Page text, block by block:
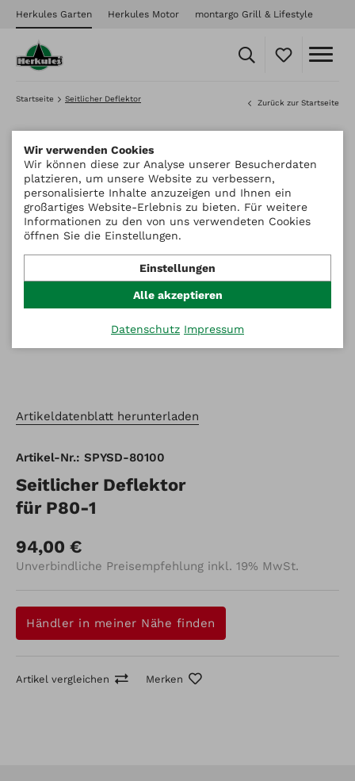
Herkules Garten Herkules Motor montargo Grill & Lifestyle
Startseite Seitlicher Deflektor Zurück zur Startseite
Artikeldatenblatt herunterladen
Artikel-Nr.: SPYSD-80100
Seitlicher Deflektor
für P80-1
94,00 €
Unverbindliche Preisempfehlung inkl. 19% MwSt.
Händler in meiner Nähe finden
Artikel vergleichen Merken
Wir verwenden Cookies
Wir können diese zur Analyse unserer Besucherdaten
platzieren, um unsere Website zu verbessern,
personalisierte Inhalte anzuzeigen und Ihnen ein
großartiges Website-Erlebnis zu bieten. Für weitere
Informationen zu den von uns verwendeten Cookies
öffnen Sie die Einstellungen.
Einstellungen
Alle akzeptieren
Datenschutz Impressum